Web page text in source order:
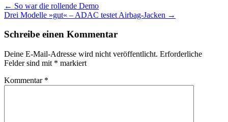
Post
navigation
← So war die rollende Demo
Drei Modelle »gut« – ADAC testet Airbag-Jacken →
Schreibe einen Kommentar
Deine E-Mail-Adresse wird nicht veröffentlicht. Erforderliche
Felder sind mit * markiert
Kommentar *